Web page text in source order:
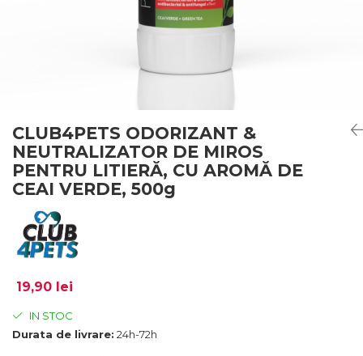
CLUB4PETS ODORIZANT &
NEUTRALIZATOR DE MIROS
PENTRU LITIERĂ, CU AROMĂ DE
CEAI VERDE, 500g
19,90 lei
IN STOC
Durata de livrare: 24h-72h